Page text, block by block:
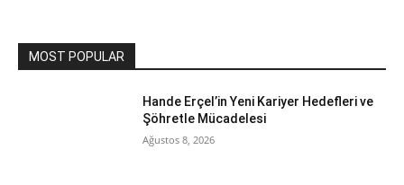
MOST POPULAR
Hande Erçel’in Yeni Kariyer Hedefleri ve
Şöhretle Mücadelesi
Ağustos 8, 2026